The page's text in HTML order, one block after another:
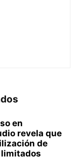
en
revela que
de
limitados